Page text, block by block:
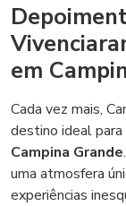
em
Cada vez mais,
destino ideal para
Campina Grande
uma atmosfera
experiências